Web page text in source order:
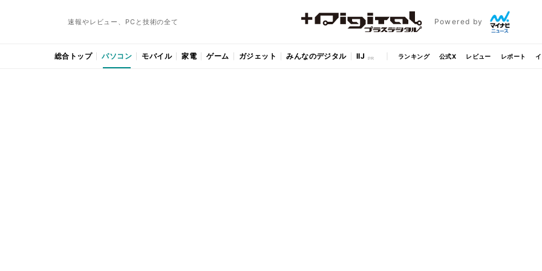
速報やレビュー、PCと技術の全て Powered by
総合トップ パソコン モバイル 家電 ゲーム ガジェット みんなのデジタル IIJ ランキング 公式X レビュー レポート